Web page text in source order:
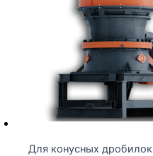
Для конусных дробилок